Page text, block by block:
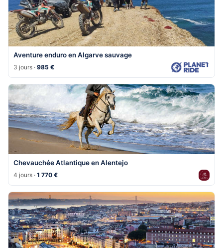
Aventure enduro en Algarve sauvage
3 jours ·985 €
Chevauchée Atlantique en Alentejo
4 jours ·1 770 €